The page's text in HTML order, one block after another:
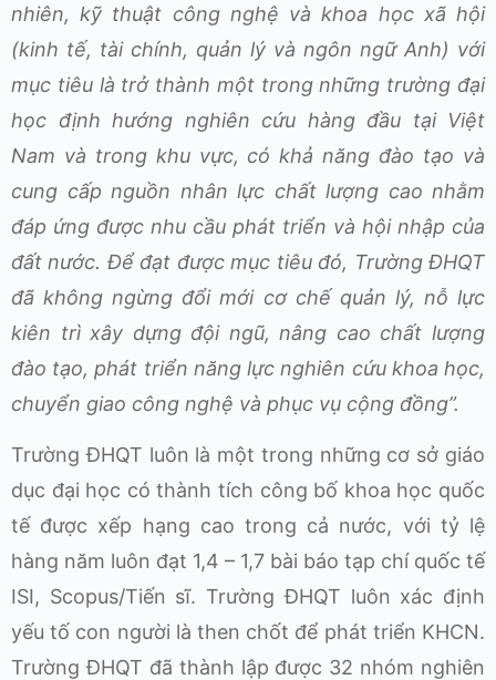
nhiên, kỹ thuật công nghệ và khoa học xã hội
(kinh tế, tài chính, quản lý và ngôn ngữ Anh) với
mục tiêu là trở thành một trong những trường đại
học định hướng nghiên cứu hàng đầu tại Việt
Nam và trong khu vực, có khả năng đào tạo và
cung cấp nguồn nhân lực chất lượng cao nhằm
đáp ứng được nhu cầu phát triển và hội nhập của
đất nước. Để đạt được mục tiêu đó, Trường ĐHQT
đã không ngừng đổi mới cơ chế quản lý, nỗ lực
kiên trì xây dựng đội ngũ, nâng cao chất lượng
đào tạo, phát triển năng lực nghiên cứu khoa học,
chuyển giao công nghệ và phục vụ cộng đồng”.
Trường ĐHQT luôn là một trong những cơ sở giáo
dục đại học có thành tích công bố khoa học quốc
tế được xếp hạng cao trong cả nước, với tỷ lệ
hàng năm luôn đạt 1,4 – 1,7 bài báo tạp chí quốc tế
ISI, Scopus/Tiến sĩ. Trường ĐHQT luôn xác định
yếu tố con người là then chốt để phát triển KHCN.
Trường ĐHQT đã thành lập được 32 nhóm nghiên